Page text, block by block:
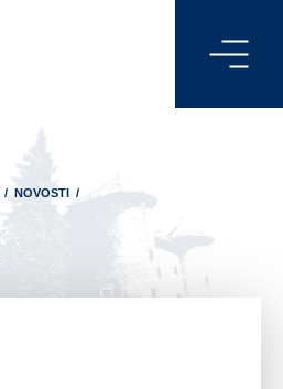
/ NOVOSTI /